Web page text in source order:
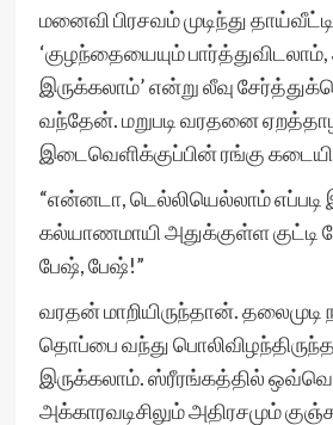
மனைவி பிரசவம் முடிந்து
‘குழந்தையையும் பார்த்துவிடலாம்,
இருக்கலாம்’ என்று லீவு
வந்தேன். மறுபடி வரதனை
இடைவெளிக்குப்பின் ரங்கு
“என்னடா, டெல்லியெல்லாம் எப்படி
கல்யாணமாயி அதுக்குள்ள குட்டி
பேஷ், பேஷ்!”
வரதன் மாறியிருந்தான்.
தொப்பை வந்து
இருக்கலாம். ஸ்ரீரங்கத்தில்
அக்காரவடிசிலும் அதிரசமும்